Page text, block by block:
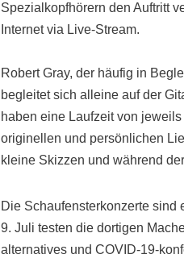
Spezialkopfhörern den Auftritt
Internet via Live-Stream.
Robert Gray, der häufig in
begleitet sich alleine auf der
haben eine Laufzeit von jeweils
originellen und persönlichen
kleine Skizzen und während
Die Schaufensterkonzerte sind
9. Juli testen die dortigen
alternatives und COVID-19-